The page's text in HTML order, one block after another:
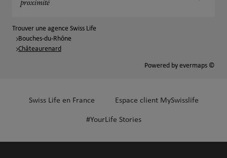
proximité
Trouver une agence Swiss Life
Bouches-du-Rhône
Châteaurenard
Powered by evermaps ©
Swiss Life en France Espace client MySwisslife
#YourLife Stories